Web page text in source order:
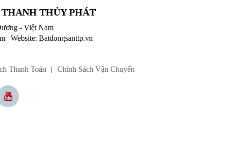
THỦY PHÁT
- Việt Nam
| Website: Batdongsanttp.vn
Thanh Toán | Chính Sách Vận Chuyển